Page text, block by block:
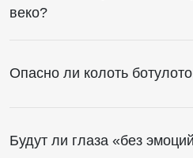
веко?
Опасно ли колоть
Будут ли глаза «без